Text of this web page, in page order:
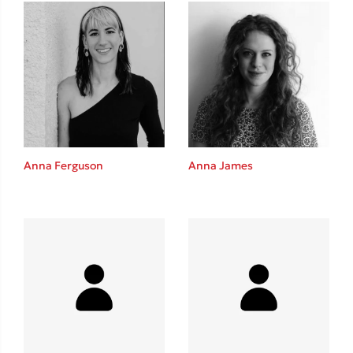
Δανάη Δεληγεώργη
Πάνω, κάτω, μπροστά, πίσω
Η μέθοδος Αφήστε τους
Anna Ferguson Anna James